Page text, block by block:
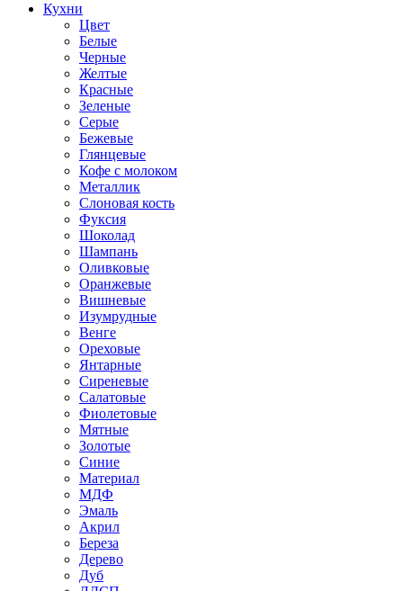
Кухни
Цвет
Белые
Черные
Желтые
Красные
Зеленые
Серые
Бежевые
Глянцевые
Кофе с молоком
Металлик
Слоновая кость
Фуксия
Шоколад
Шампань
Оливковые
Оранжевые
Вишневые
Изумрудные
Венге
Ореховые
Янтарные
Сиреневые
Салатовые
Фиолетовые
Мятные
Золотые
Синие
Материал
МДФ
Эмаль
Акрил
Береза
Дерево
Дуб